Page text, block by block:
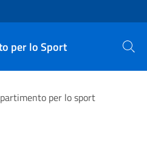
per lo Sport Cerca
per lo sport